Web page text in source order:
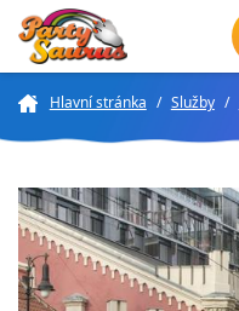
Hlavní stránka / Služby /